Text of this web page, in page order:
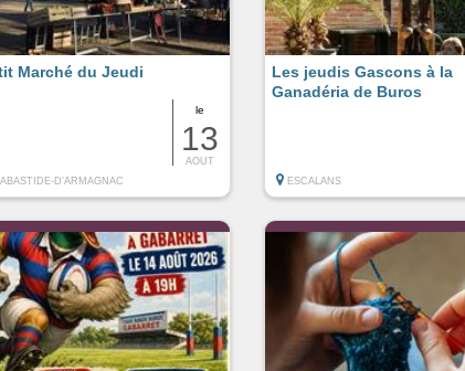
le
13
AOUT
Marché du Jeudi
D'ARMAGNAC
Les jeudis Gascons à la
Ganadéria de Buros
ESCALANS